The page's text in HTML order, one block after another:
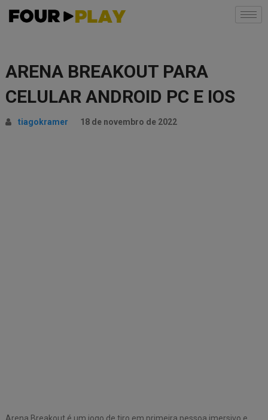
ARENA BREAKOUT PARA
CELULAR ANDROID PC E IOS
tiagokramer 18 de novembro de 2022